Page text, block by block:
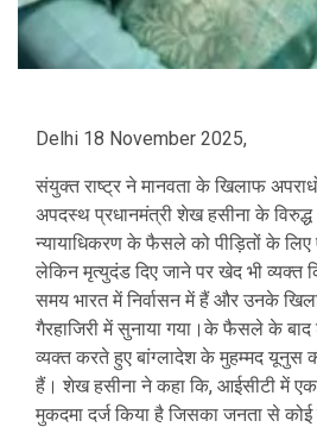
Delhi 18 November 2025,
संयुक्त राष्ट्र ने मानवता के खिलाफ
अपदस्थ प्रधानमंत्री शेख हसीना के विरुद्ध
न्यायाधिकरण के फैसले को पीड़ितों के लिए
लेकिन मृत्युदंड दिए जाने पर खेद भी व्यक्त
समय भारत में निर्वासन में हैं और उनके
गैरहाजिरी में सुनाया गया।के फैसले के बाद
व्यक्त करते हुए बांग्लादेश के मुहम्मद यूनुस
हैं। शेख हसीना ने कहा कि, आईसीटी में एक
मुकदमा दर्ज किया है जिसका जनता से